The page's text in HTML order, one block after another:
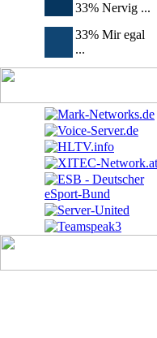
33% Nervig ...
33% Mir egal
...